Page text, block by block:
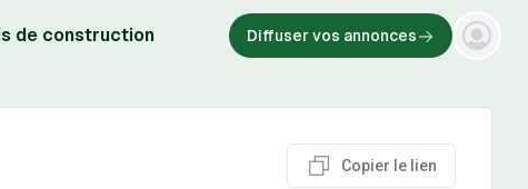
de construction Diffuser vos annonces
Copier le lien